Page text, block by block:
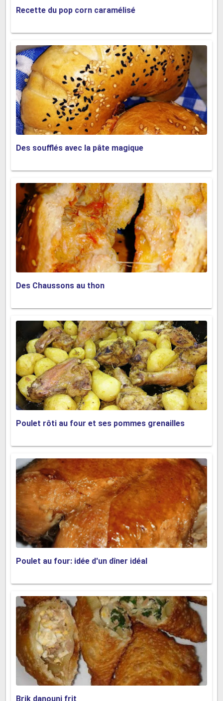
Recette du pop corn caramélisé
Des soufflés avec la pâte magique
Des Chaussons au thon
Poulet rôti au four et ses pommes grenailles
Poulet au four: idée d'un dîner idéal
Brik danouni frit